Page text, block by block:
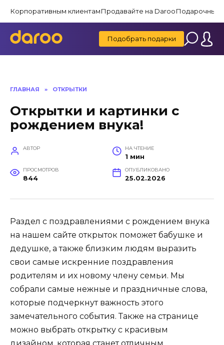
содержанию
Корпоративным клиентамПродавайте на DarooПодарочные
Подобрать подарки
ГЛАВНАЯ » ОТКРЫТКИ
Открытки и картинки с
рождением внука!
АВТОР НА ЧТЕНИЕ
1 мин
ПРОСМОТРОВ
844
ОПУБЛИКОВАНО
25.02.2026
Раздел с поздравлениями с рождением внука
на нашем сайте открыток поможет бабушке и
дедушке, а также близким людям выразить
свои самые искренние поздравления
родителям и их новому члену семьи. Мы
собрали самые нежные и праздничные слова,
которые подчеркнут важность этого
замечательного события. Также на странице
можно выбрать открытку с красивым